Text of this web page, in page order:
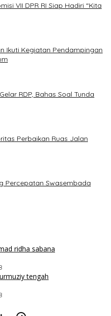
VII DPR RI Siap Hadiri “Kita
Ikuti Kegiatan Pendampingan
RDP, Bahas Soal Tunda
Perbaikan Ruas Jalan
Percepatan Swasembada